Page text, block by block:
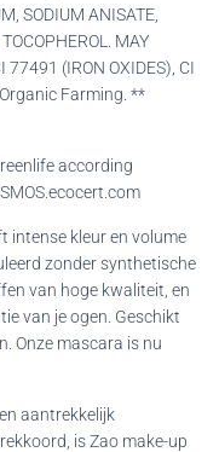
SODIUM ANISATE,
MAY
77491 (IRON OXIDES), CI
Farming. **
according
intense kleur en volume
zonder synthetische
van hoge kwaliteit, en
van je ogen. Geschikt
Onze mascara is nu
aantrekkelijk
is Zao make-up